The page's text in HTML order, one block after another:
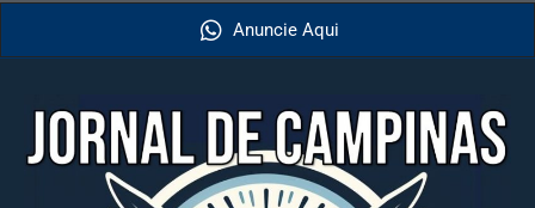
Anuncie Aqui